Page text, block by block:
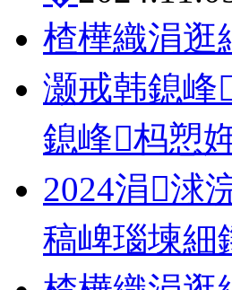
楂樺織涓
灏戒韩鎴峰
鎴峰杩愬
2024涓浗
稿崥瑙堜